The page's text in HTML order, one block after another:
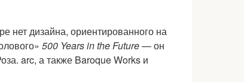
нет дизайна, ориентированного на
500 Years in the Future— он
arc, а также Baroque Works и